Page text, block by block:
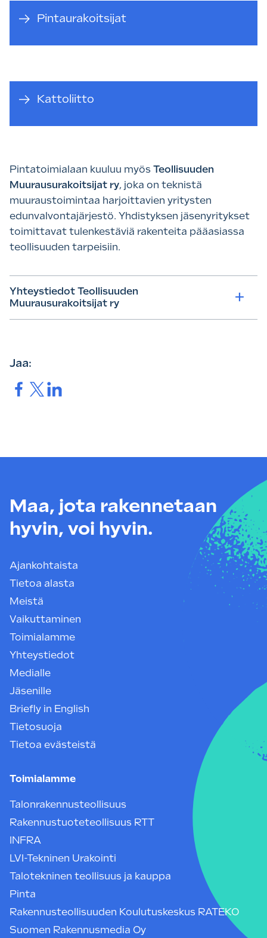
Pintaurakoitsijat
Kattoliitto
Pintatoimialaan kuuluu myös Teollisuuden
Muurausurakoitsijat ry, joka on teknistä
muuraustoimintaa harjoittavien yritysten
edunvalvontajärjestö. Yhdistyksen jäsenyritykset
toimittavat tulenkestäviä rakenteita pääasiassa
teollisuuden tarpeisiin.
Yhteystiedot Teollisuuden
Muurausurakoitsijat ry
+
Jaa:
Jaa. Jaa.Jaa.
Maa, jota rakennetaan
hyvin, voi hyvin.
Ajankohtaista
Tietoa alasta
Meistä
Vaikuttaminen
Toimialamme
Yhteystiedot
Medialle
Jäsenille
Briefly in English
Tietosuoja
Tietoa evästeistä
Toimialamme
Talonrakennusteollisuus
Rakennustuoteteollisuus RTT
INFRA
LVI-Tekninen Urakointi
Talotekninen teollisuus ja kauppa
Pinta
Rakennusteollisuuden Koulutuskeskus RATEKO
Suomen Rakennusmedia Oy